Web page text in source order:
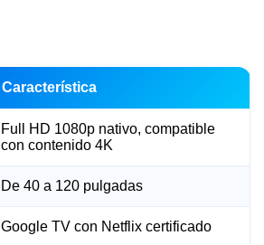
Característica
Full HD 1080p nativo, compatible
con contenido 4K
De 40 a 120 pulgadas
Google TV con Netflix certificado